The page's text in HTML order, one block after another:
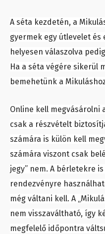
A séta kezdetén, a
gyermek egy útlevelet
helyesen válaszolva
Ha a séta végére sikerül
bemehetünk a
Online kell megvásárolni
csak a részvételt
számára is külön kell
számára viszont csak
jegy” nem. A bérletekre
rendezvényre
még váltani kell. A
nem visszaváltható, így
megfelelő időpontra